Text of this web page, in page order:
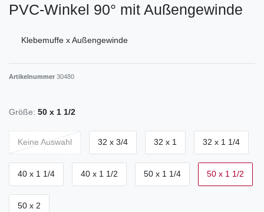
PVC-Winkel 90° mit Außengewinde
Klebemuffe x Außengewinde
Artikelnummer 30480
Größe: 50 x 1 1/2
Keine Auswahl 32 x 3/4 32 x 1 32 x 1 1/4
40 x 1 1/4 40 x 1 1/2 50 x 1 1/4 50 x 1 1/2
50 x 2